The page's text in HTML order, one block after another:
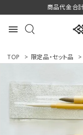
商品代金合
menu
ACCOUNT MENU
ようこそ ゲスト 様
TOP > 限定品・セット品 >